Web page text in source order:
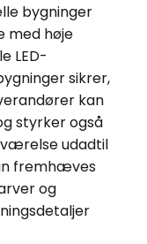
bygninger
med høje
LED-
sikrer,
kan
styrker også
udadtil
fremhæves
og